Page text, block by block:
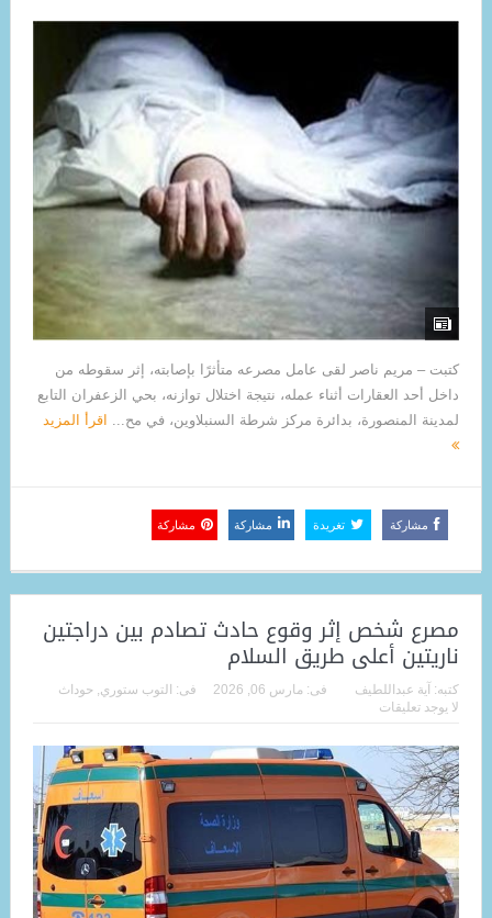
كتبت – مريم ناصر لقى عامل مصرعه متأثرًا بإصابته، إثر سقوطه من
داخل أحد العقارات أثناء عمله، نتيجة اختلال توازنه، بحي الزعفران التابع
لمدينة المنصورة، بدائرة مركز شرطة السنبلاوين، في مح... اقرأ المزيد
مشاركة تغريدة مشاركة مشاركة
مصرع شخص إثر وقوع حادث تصادم بين دراجتين
ناريتين أعلى طريق السلام
كتبه: آية عبداللطيف فى: مارس 06, 2026 فى: التوب ستوري, حوداث
لا يوجد تعليقات